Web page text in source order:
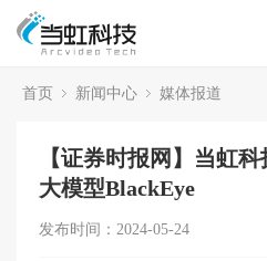
首页 新闻中心 媒体报道
【证券时报网】当虹
大模型BlackEye
发布时间：2024-05-24